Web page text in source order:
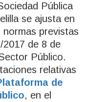
Pública
se ajusta en
previstas
de 8 de
Público.
relativas
de
, en el